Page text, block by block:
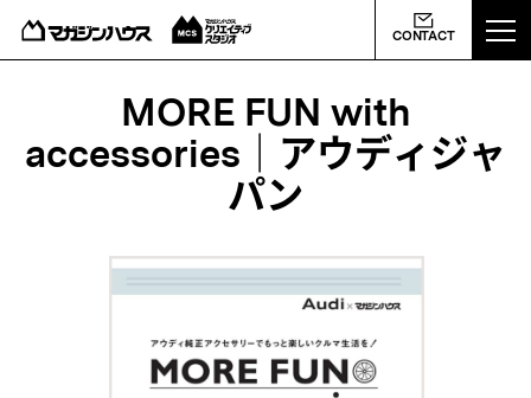
CONTACT
ABOUT US
MCS NEWS
WORKS
CONTACT
ライバシーポリシー よくあるご質問
MORE FUN with
accessories｜アウディジャ
パン